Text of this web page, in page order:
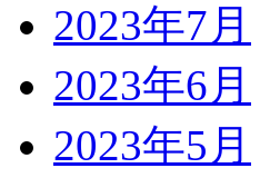
2023年7月
2023年6月
2023年5月